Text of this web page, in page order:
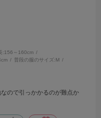
:156～160cm
普段の服のサイズ:M
ので引っかかるのが難点か